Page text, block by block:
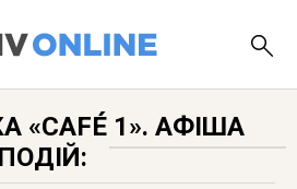
«CAFÉ 1». АФІША